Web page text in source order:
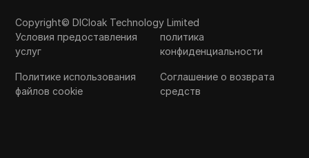
Copyright© DICloak Technology Limited
Условия предоставления
услуг
политика
конфиденциальности
Политике использования
файлов cookie
Соглашение о возврата
средств